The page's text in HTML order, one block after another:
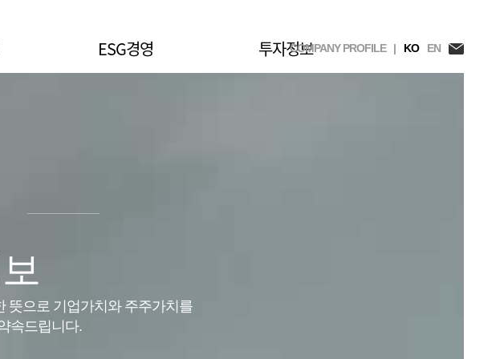
ESG경영 투자정보COMPANY PROFILE | KO EN
뜻으로 기업가치와 주주가치를
속드립니다.